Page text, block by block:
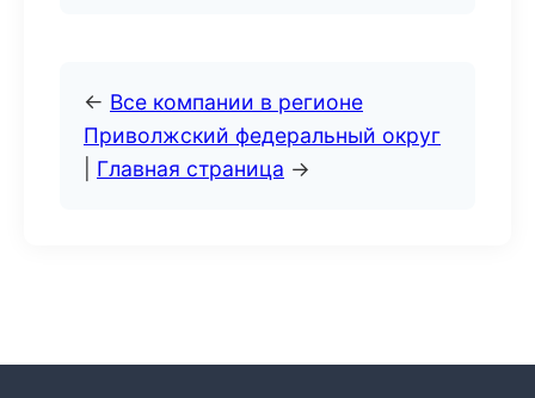
← Все компании в регионе
Приволжский федеральный округ
Главная страница →